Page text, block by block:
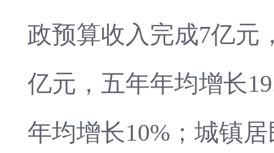
政预算收入完成7亿元
亿元，五年年均增长
年均增长10%；城镇